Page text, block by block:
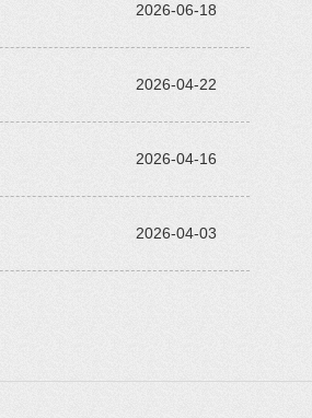
2026-06-18
2026-04-22
2026-04-16
2026-04-03